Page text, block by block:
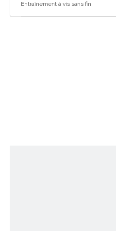
Entraînement à vis sans fin